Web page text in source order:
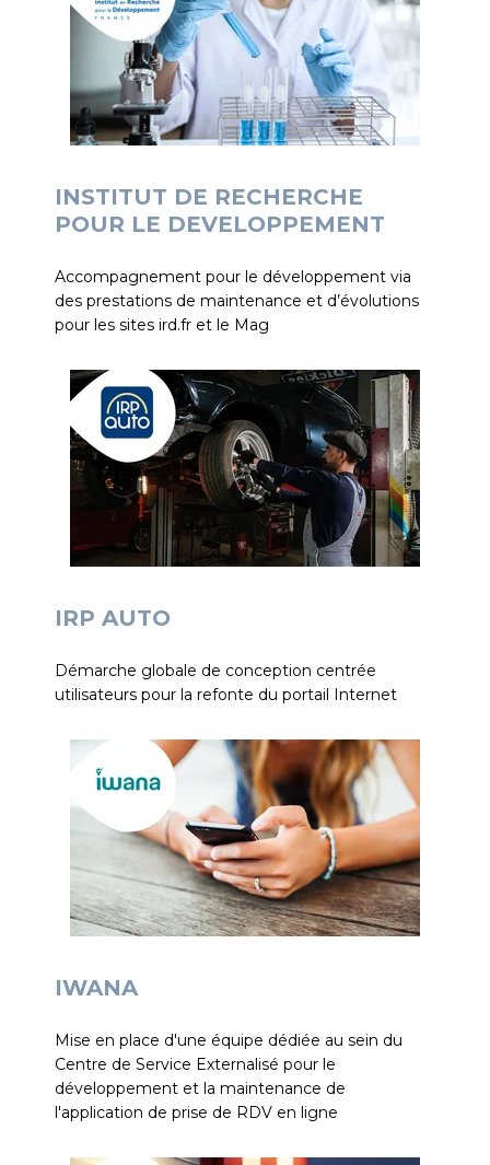
INSTITUT DE RECHERCHE
POUR LE DEVELOPPEMENT
Accompagnement pour le développement via
des prestations de maintenance et d’évolutions
pour les sites ird.fr et le Mag
IRP AUTO
Démarche globale de conception centrée
utilisateurs pour la refonte du portail Internet
IWANA
Mise en place d'une équipe dédiée au sein du
Centre de Service Externalisé pour le
développement et la maintenance de
l'application de prise de RDV en ligne